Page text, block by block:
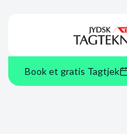
Book et gratis Tagtjek